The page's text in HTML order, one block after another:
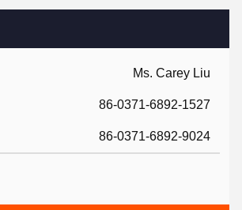
Ms. Carey Liu
86-0371-6892-1527
86-0371-6892-9024